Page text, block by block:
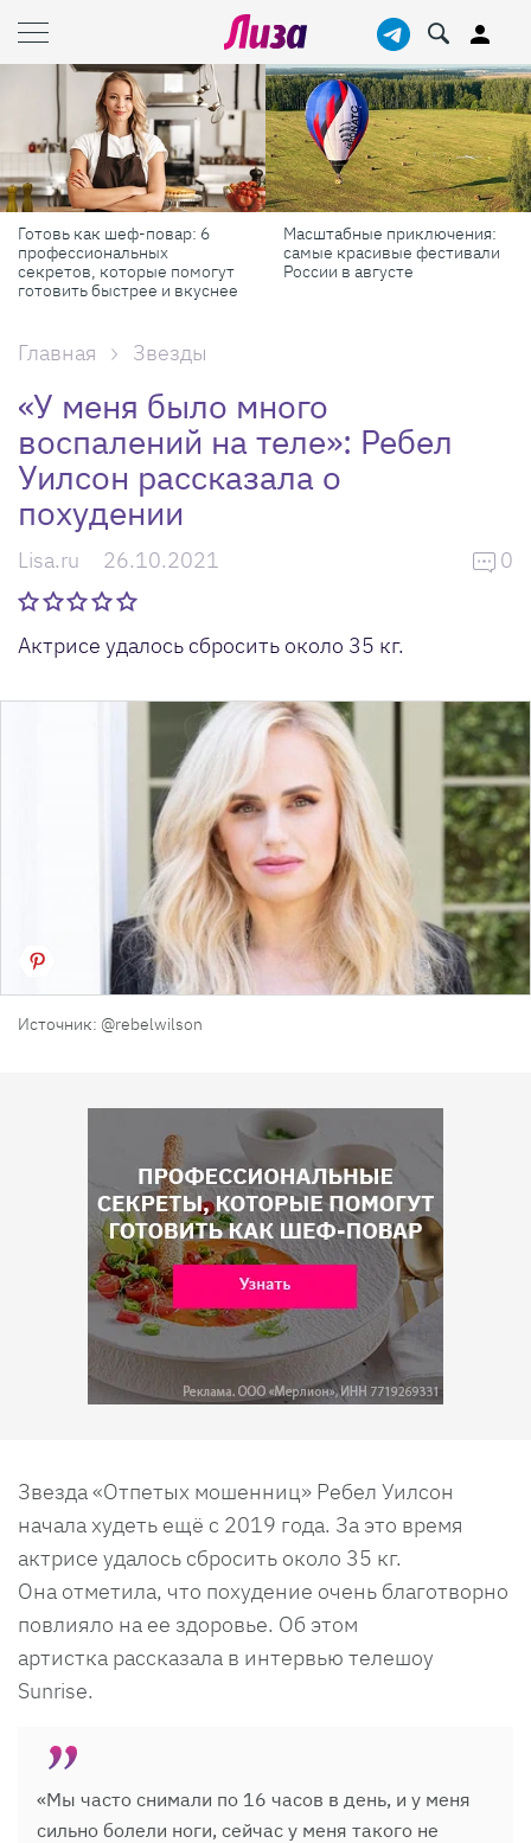
Готовь как шеф-повар: 6
профессиональных
секретов, которые помогут
готовить быстрее и вкуснее
Масштабные приключения:
самые красивые фестивали
России в августе
Главная Звезды
«У меня было много
воспалений на теле»: Ребел
Уилсон рассказала о
похудении
Lisa.ru 26.10.2021 0
Актрисе удалось сбросить около 35 кг.
Источник: @rebelwilson
Звезда «Отпетых мошенниц» Ребел Уилсон
начала худеть ещё с 2019 года. За это время
актрисе удалось сбросить около 35 кг.
Она отметила, что похудение очень благотворно
повлияло на ее здоровье. Об этом
артистка рассказала в интервью телешоу
Sunrise.
«Мы часто снимали по 16 часов в день, и у меня
сильно болели ноги, сейчас у меня такого не